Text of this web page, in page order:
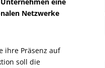
Netzwerke
ihre Präsenz auf
soll die